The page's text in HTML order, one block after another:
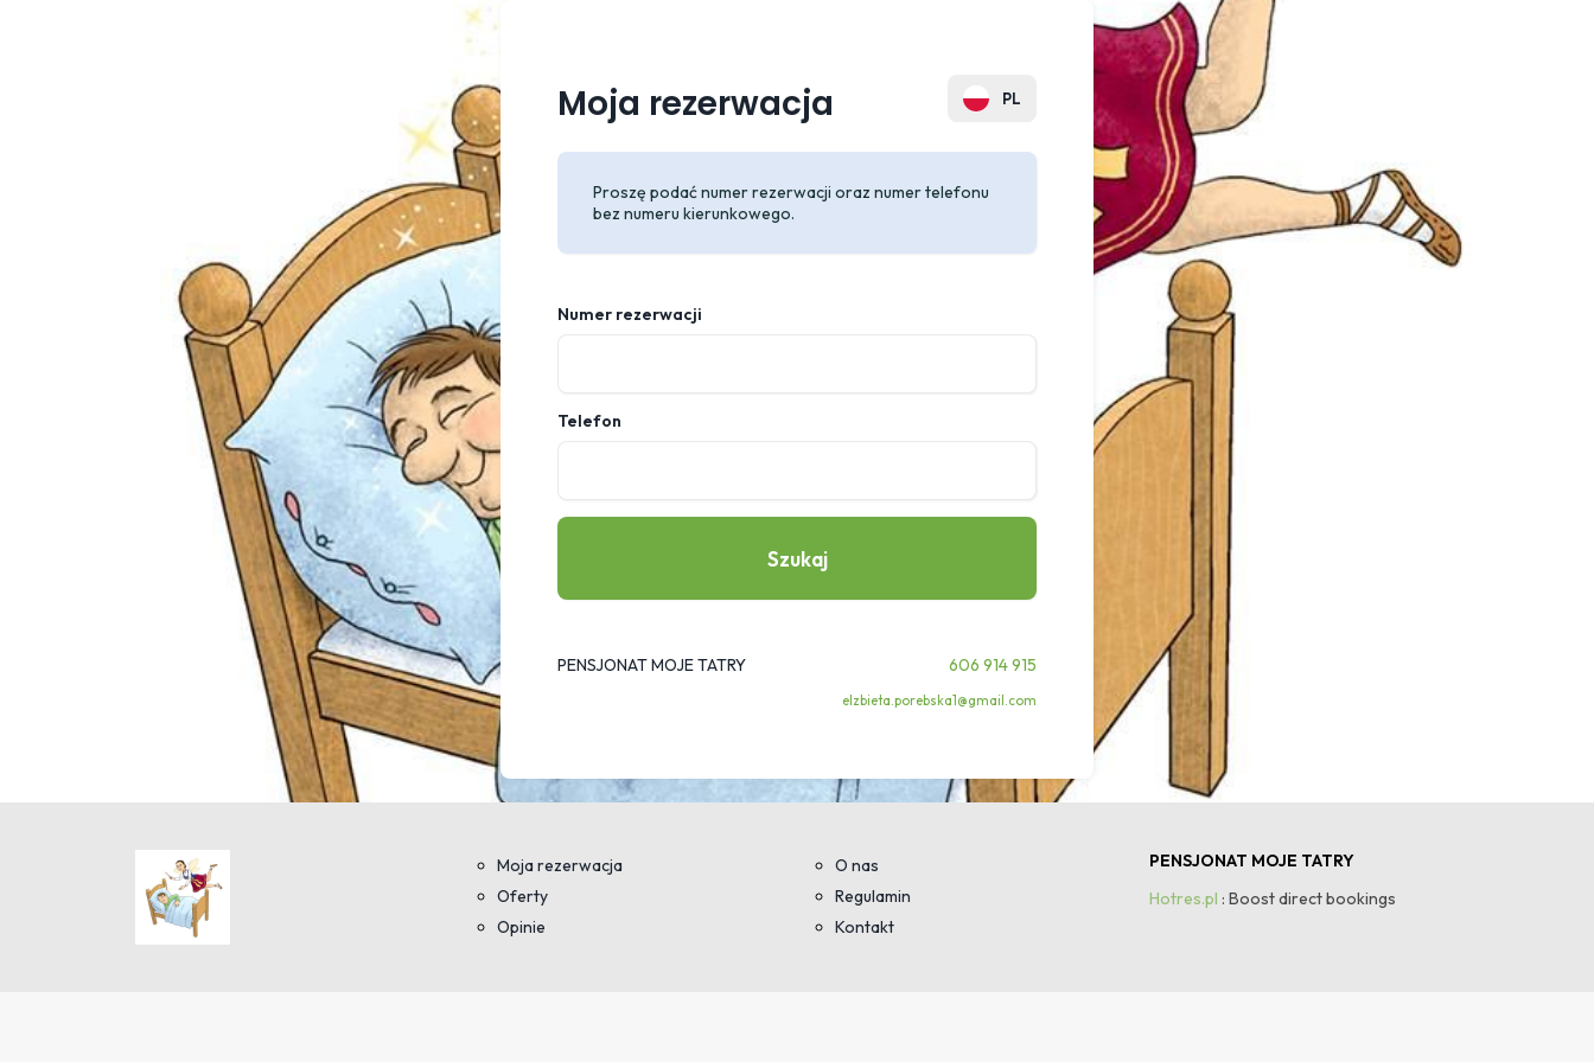
PL
Moja rezerwacja
Proszę podać numer rezerwacji oraz numer telefonu
bez numeru kierunkowego.
Numer rezerwacji
Telefon
Szukaj
PENSJONAT MOJE TATRY 606 914 915
elzbieta.porebska1@gmail.com
Moja rezerwacja
Oferty
Opinie
O nas
Regulamin
Kontakt
PENSJONAT MOJE TATRY
Hotres.pl : Boost direct bookings